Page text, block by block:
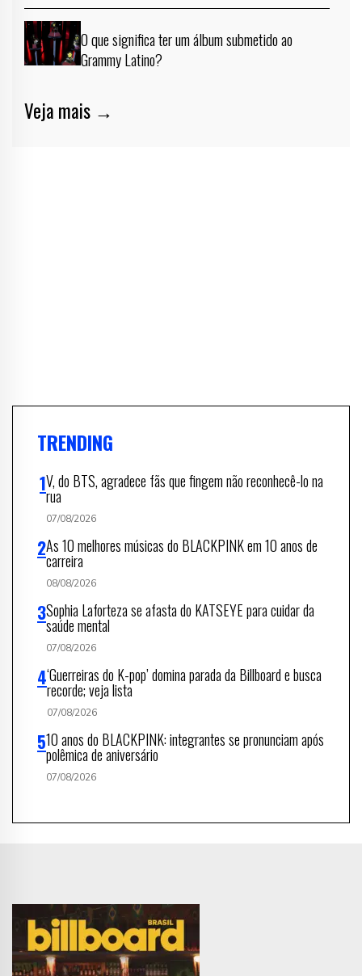
O que significa ter um álbum submetido ao
Grammy Latino?
Veja mais →
TRENDING
V, do BTS, agradece fãs que fingem não reconhecê-lo na
rua
07/08/2026
As 10 melhores músicas do BLACKPINK em 10 anos de
carreira
08/08/2026
Sophia Laforteza se afasta do KATSEYE para cuidar da
saúde mental
07/08/2026
‘Guerreiras do K-pop’ domina parada da Billboard e busca
recorde; veja lista
07/08/2026
10 anos do BLACKPINK: integrantes se pronunciam após
polêmica de aniversário
07/08/2026